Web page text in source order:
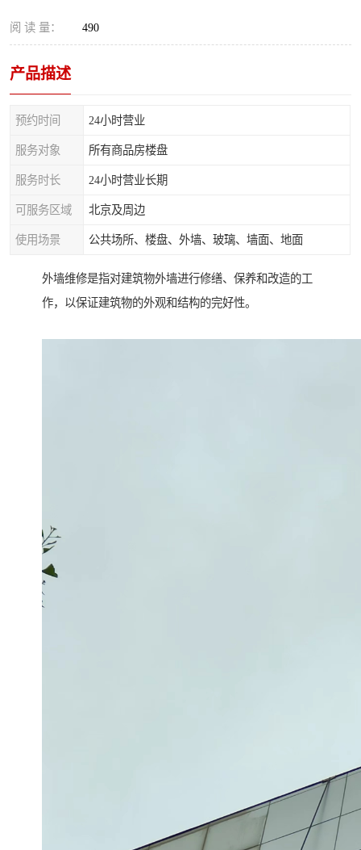
阅 读 量： 490
产品描述
预约时间 24小时营业
服务对象 所有商品房楼盘
服务时长 24小时营业长期
可服务区域 北京及周边
使用场景 公共场所、楼盘、外墙、玻璃、墙面、地面
外墙维修是指对建筑物外墙进行修缮、保养和改造的工
作，以保证建筑物的外观和结构的完好性。